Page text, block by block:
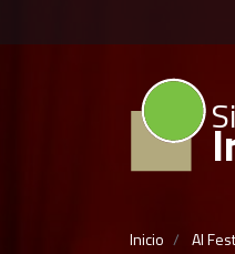
Inicio Al